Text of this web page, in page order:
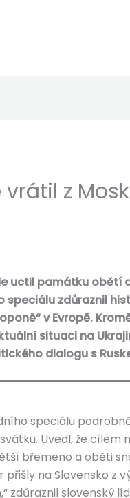
vrátil z
uctil památku obětí
speciálu zdůraznil
v Evropě.
situaci na
dialogu s
speciálu
Uvedl, že
břemeno a oběti
na Slovensko z
zdůraznil slovenský